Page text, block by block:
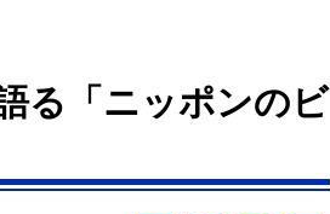
る「ニッポンのビ